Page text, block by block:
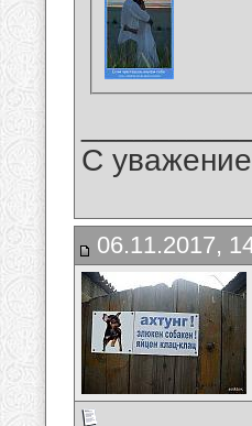
С
06.11.2017,